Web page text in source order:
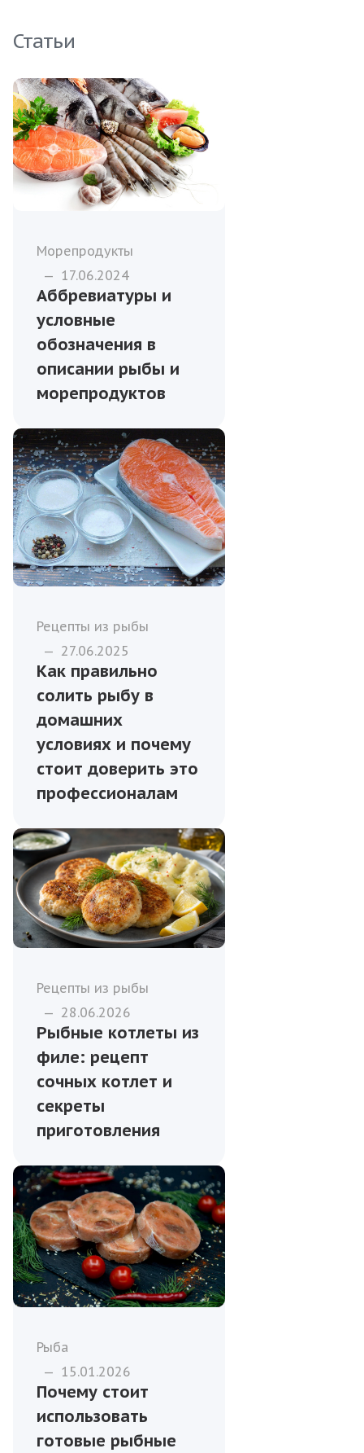
Статьи
Морепродукты
— 17.06.2024
Аббревиатуры и
условные
обозначения в
описании рыбы и
морепродуктов
Рецепты из рыбы
— 27.06.2025
Как правильно
солить рыбу в
домашних
условиях и почему
стоит доверить это
профессионалам
Рецепты из рыбы
— 28.06.2026
Рыбные котлеты из
филе: рецепт
сочных котлет и
секреты
приготовления
Рыба
— 15.01.2026
Почему стоит
использовать
готовые рыбные